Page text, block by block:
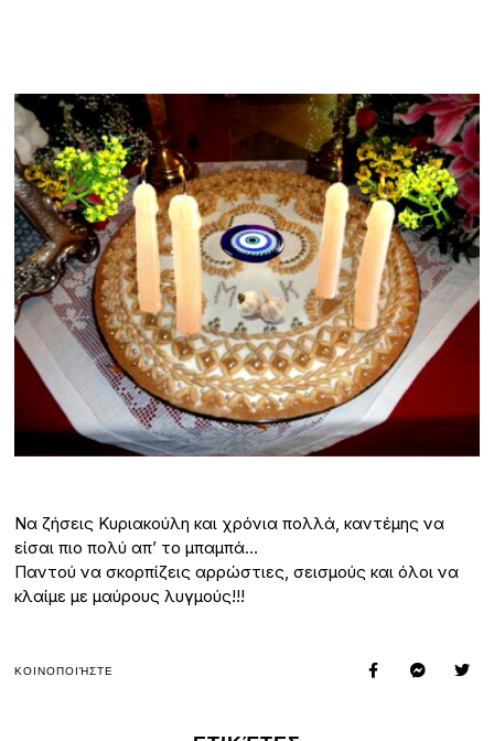
Nα ζήσεις Κυριακούλη και χρόνια πολλά, καντέμης να
είσαι πιο πολύ απ’ το μπαμπά…
Παντού να σκορπίζεις αρρώστιες, σεισμούς και όλοι να
κλαίμε με μαύρους λυγμούς!!!
ΚΟΙΝΟΠΟΙΉΣΤΕ